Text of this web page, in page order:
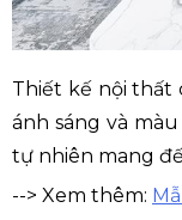
Thiết kế nội thất
ánh sáng và
tự nhiên mang
--> Xem thêm: